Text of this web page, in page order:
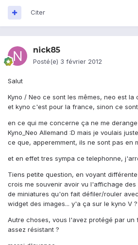
Citer
nick85
Posté(e) 3 février 2012
Salut
Kyno / Neo ce sont les mêmes, neo est la
et kyno c'est pour la france, sinon ce sont
en ce qui me concerne ça ne me
Kyno_Neo Allemand :D mais je voulais
ce que, apperemment, ils ne sont pas en
et en effet tres sympa ce telephonne,
Tiens petite question, en voyant
crois me souvenir avoir vu l'affichage
de miniatures qu'on fait défiler/rouler
widget des images... y'a ça sur le kyno V ?
Autre choses, vous l'avez protégé par un
assez résistant ?